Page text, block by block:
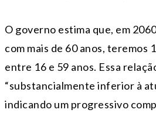
O governo estima que, em
com mais de 60 anos, teremos
entre 16 e 59 anos. Essa
“substancialmente inferior à
indicando um progressivo